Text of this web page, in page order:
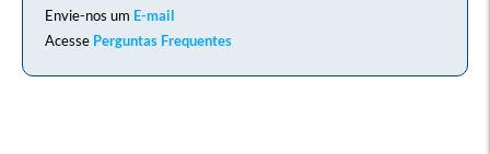
Envie-nos um E-mail
Acesse Perguntas Frequentes